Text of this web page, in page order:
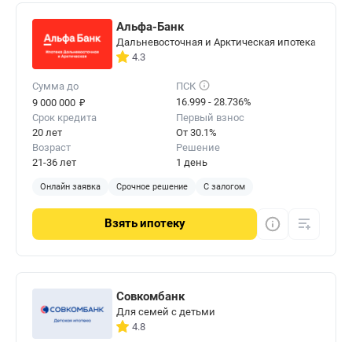
Альфа-Банк
Дальневосточная и Арктическая ипотека
4.3
Сумма до
9 000 000 ₽
ПСК
16.999 - 28.736%
Срок кредита
20 лет
Первый взнос
От 30.1%
Возраст
21-36 лет
Решение
1 день
Онлайн заявка Срочное решение С залогом
Взятьипотеку
Совкомбанк
Для семей с детьми
4.8